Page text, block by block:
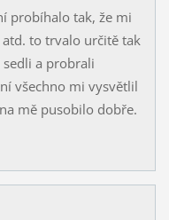
probíhalo tak, že mi
to trvalo určitě tak
a probrali
všechno mi vysvětlil
mě pusobilo dobře.